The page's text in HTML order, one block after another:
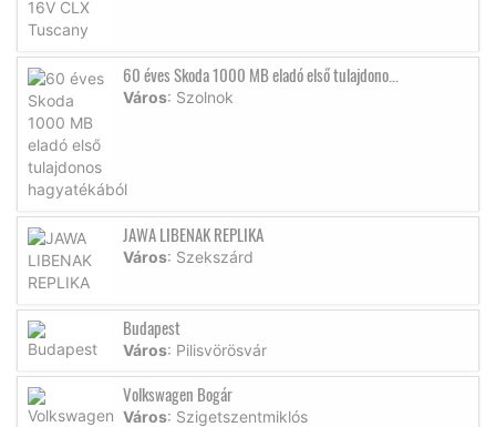
60 éves Skoda 1000 MB eladó első tulajdono...
Város: Szolnok
JAWA LIBENAK REPLIKA
Város: Szekszárd
Budapest
Város: Pilisvörösvár
Volkswagen Bogár
Város: Szigetszentmiklós